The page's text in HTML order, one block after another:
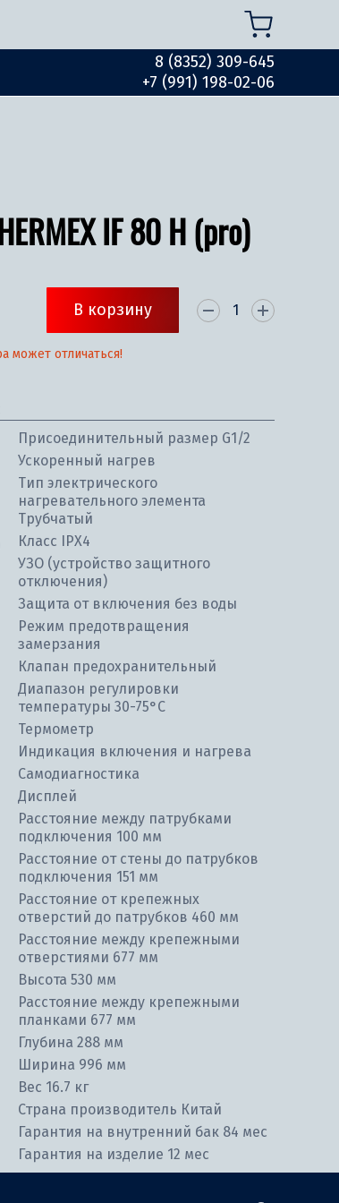
8 (8352) 309-645
+7 (991) 198-02-06
IF 80 H (pro)
В корзину
может отличаться!
Присоединительный размер G1/2
Ускоренный нагрев
Тип электрического
нагревательного элемента
Трубчатый
Класс IPX4
УЗО (устройство защитного
отключения)
Защита от включения без воды
Режим предотвращения
замерзания
Клапан предохранительный
Диапазон регулировки
температуры 30-75°С
Термометр
Индикация включения и нагрева
Самодиагностика
Дисплей
Расстояние между патрубками
подключения 100 мм
Расстояние от стены до патрубков
подключения 151 мм
Расстояние от крепежных
отверстий до патрубков 460 мм
Расстояние между крепежными
отверстиями 677 мм
Высота 530 мм
Расстояние между крепежными
планками 677 мм
Глубина 288 мм
Ширина 996 мм
Вес 16.7 кг
Страна производитель Китай
Гарантия на внутренний бак 84 мес
Гарантия на изделие 12 мес